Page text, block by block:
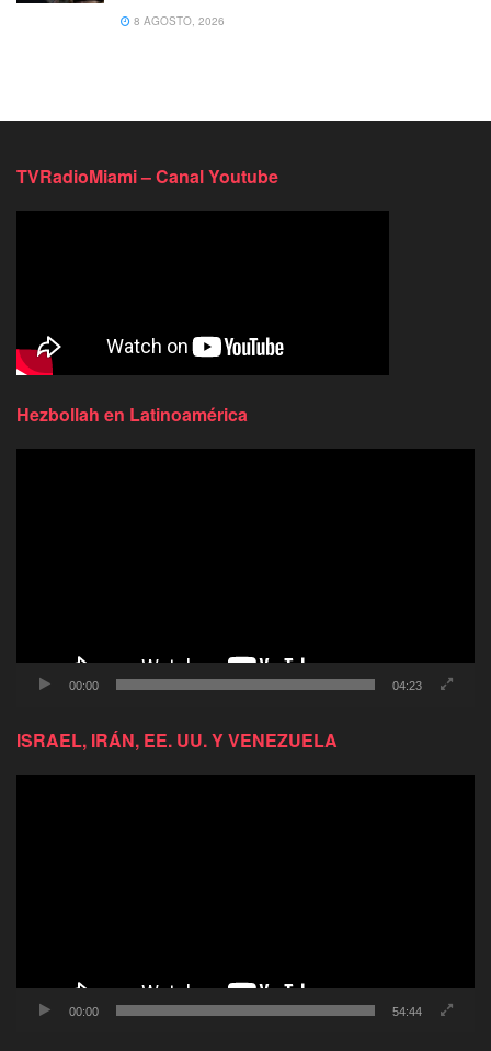
8 AGOSTO, 2026
TVRadioMiami – Canal Youtube
Hezbollah en Latinoamérica
00:00 04:23
ISRAEL, IRÁN, EE. UU. Y VENEZUELA
00:00 54:44